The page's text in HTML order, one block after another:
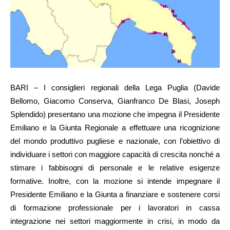
BARI – I consiglieri regionali della Lega Puglia (Davide
Bellomo, Giacomo Conserva, Gianfranco De Blasi, Joseph
Splendido) presentano una mozione che impegna il Presidente
Emiliano e la Giunta Regionale a effettuare una ricognizione
del mondo produttivo pugliese e nazionale, con l’obiettivo di
individuare i settori con maggiore capacità di crescita nonché a
stimare i fabbisogni di personale e le relative esigenze
formative. Inoltre, con la mozione si intende impegnare il
Presidente Emiliano e la Giunta a finanziare e sostenere corsi
di formazione professionale per i lavoratori in cassa
integrazione nei settori maggiormente in crisi, in modo da